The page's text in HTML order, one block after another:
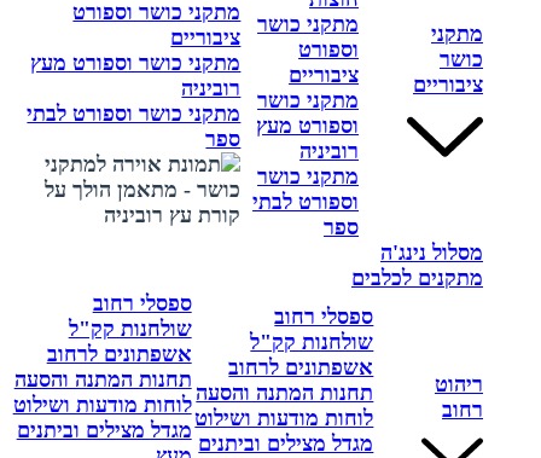
מתקני
כושר
ציבוריים
מתקני כושר
וספורט
ציבוריים
מתקני כושר
וספורט מעץ
רוביניה
מתקני כושר
וספורט לבתי
ספר
מתקני כושר וספורט
ציבוריים
מתקני כושר וספורט מעץ
רוביניה
מתקני כושר וספורט לבתי
ספר
מסלול נינג'ה
מתקנים לכלבים
ריהוט
רחוב
ספסלי רחוב
שולחנות קק"ל
אשפתונים לרחוב
תחנות המתנה והסעה
לוחות מודעות ושילוט
מגדל מצילים וביתנים
ספסלי רחוב
שולחנות קק"ל
אשפתונים לרחוב
תחנות המתנה והסעה
לוחות מודעות ושילוט
מגדל מצילים וביתנים